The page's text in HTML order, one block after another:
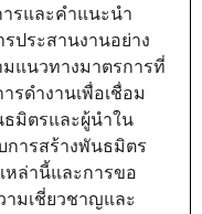
รและคำแนะนำ
ประสานงานอย่าง
มแนวทางมาตรการที่
รดำงานเพื่อเชื่อม
มิตรและผู้นำใน
ารสร้างพันธมิตร
หล่านี้และการขอ
มเชี่ยวชาญและ